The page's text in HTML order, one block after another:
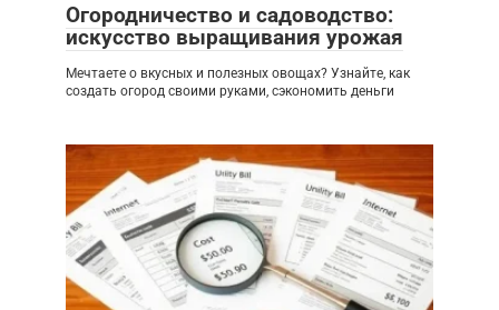
Огородничество и садоводство:
искусство выращивания урожая
Мечтаете о вкусных и полезных овощах? Узнайте, как
создать огород своими руками, сэкономить деньги